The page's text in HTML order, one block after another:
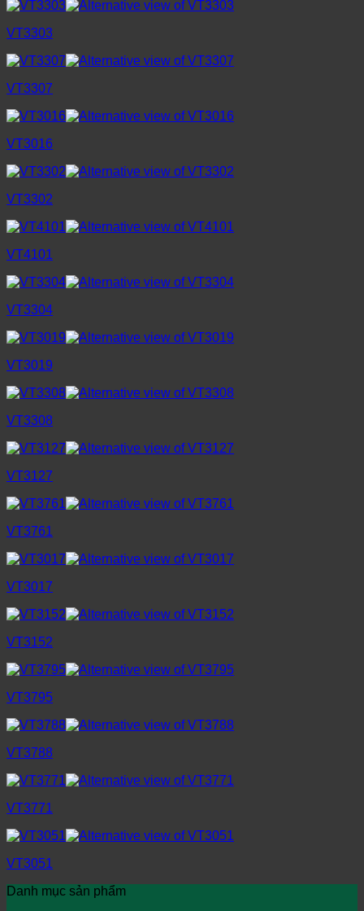
VT3303
VT3307
VT3016
VT3302
VT4101
VT3304
VT3019
VT3308
VT3127
VT3761
VT3017
VT3152
VT3795
VT3788
VT3771
VT3051
Danh mục sản phẩm